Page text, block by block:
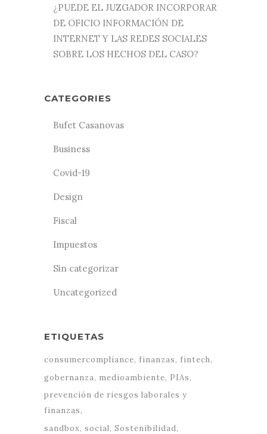
¿PUEDE EL JUZGADOR INCORPORAR
DE OFICIO INFORMACIÓN DE
INTERNET Y LAS REDES SOCIALES
SOBRE LOS HECHOS DEL CASO?
CATEGORIES
Bufet Casanovas
Business
Covid-19
Design
Fiscal
Impuestos
Sin categorizar
Uncategorized
ETIQUETAS
consumercompliance finanzas
fintech
gobernanza medioambiente PIAs
prevención de riesgos laborales y
finanzas
sandbox social Sostenibilidad